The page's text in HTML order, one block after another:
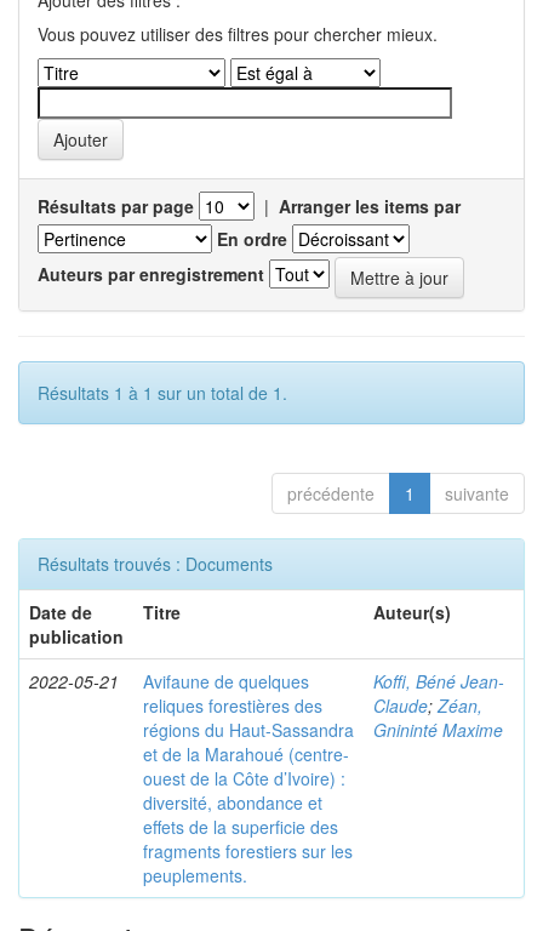
Vous pouvez utiliser des filtres pour chercher mieux.
Résultats par page | Arranger les items par
En ordre
Auteurs par enregistrement
Résultats 1 à 1 sur un total de 1.
précédente 1 suivante
Résultats trouvés : Documents
Date de
publication
Titre Auteur(s)
2022-05-21
Avifaune de quelques
reliques forestières des
régions du Haut-Sassandra
et de la Marahoué (centre-
ouest de la Côte d’Ivoire) :
diversité, abondance et
effets de la superficie des
fragments forestiers sur les
peuplements.
Koffi, Béné Jean-
Claude; Zéan,
Gnininté Maxime